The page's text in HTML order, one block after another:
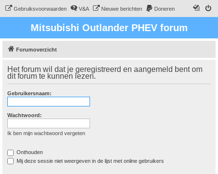
Gebruiksvoorwaarden V&A Nieuwe berichten Doneren
Mitsubishi Outlander PHEV forum
Forumoverzicht
Het forum wil dat je geregistreerd en aangemeld bent om
dit forum te kunnen lezen.
Gebruikersnaam:
Wachtwoord:
Ik ben mijn wachtwoord vergeten
Onthouden
Mij deze sessie niet weergeven in de lijst met online gebruikers